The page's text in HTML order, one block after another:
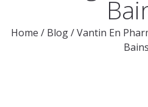
Home / Blog/Vantin En
Bains